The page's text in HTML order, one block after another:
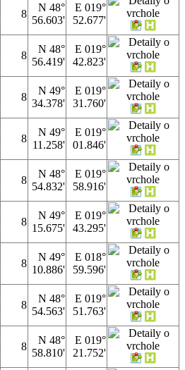
8
N 48°
56.603'
E 019°
52.677'
8
N 48°
56.419'
E 019°
42.823'
8
N 49°
34.378'
E 019°
31.760'
8
N 49°
11.258'
E 019°
01.846'
8
N 48°
54.832'
E 019°
58.916'
8
N 49°
15.675'
E 019°
43.295'
8
N 49°
10.886'
E 018°
59.596'
8
N 48°
54.563'
E 019°
51.763'
8
N 48°
58.810'
E 019°
21.752'